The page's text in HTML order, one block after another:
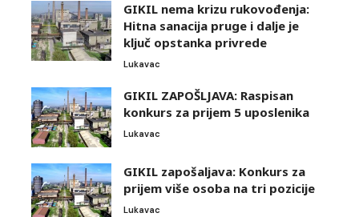
GIKIL nema krizu rukovođenja:
Hitna sanacija pruge i dalje je
ključ opstanka privrede
Lukavac
GIKIL ZAPOŠLJAVA: Raspisan
konkurs za prijem 5 uposlenika
Lukavac
GIKIL zapošaljava: Konkurs za
prijem više osoba na tri pozicije
Lukavac